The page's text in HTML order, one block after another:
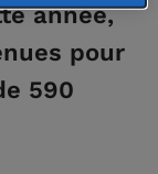
année,
pour
590